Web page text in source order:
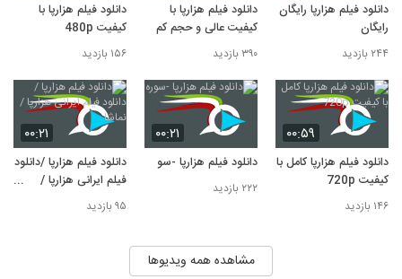
دانلود فیلم هزارپا رایگان
رایگان
۲۴۴ بازدید
دانلود فیلم هزارپا با
کیفیت عالی و حجم کم
۳۹۰ بازدید
دانلود فیلم هزارپا با
کیفیت 480p
۱۵۶ بازدید
۰۰:۵۹
دانلود فیلم هزارپا کامل با
کیفیت 720p
۱۴۶ بازدید
۰۰:۲۱
دانلود فیلم هزارپا -سوره
۲۲۲ بازدید
۰۰:۲۱
دانلود فیلم هزارپا /دانلود
فیلم ایرانی هزارپا /
نماشا
۹۵ بازدید
مشاهده همه ویدیوها